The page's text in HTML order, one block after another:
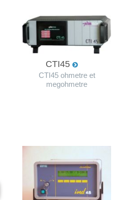
CTI45
CTI45 ohmetre et
megohmetre